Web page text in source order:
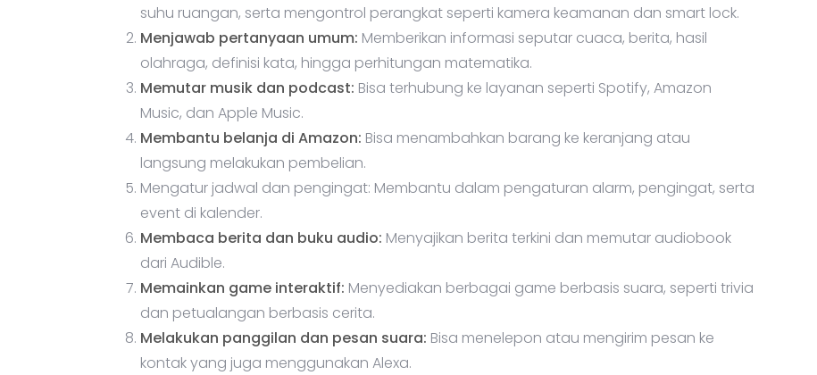
suhu ruangan, serta mengontrol perangkat seperti kamera keamanan dan smart lock.
Menjawab pertanyaan umum: Memberikan informasi seputar cuaca, berita, hasil
olahraga, definisi kata, hingga perhitungan matematika.
Memutar musik dan podcast: Bisa terhubung ke layanan seperti Spotify, Amazon
Music, dan Apple Music.
Membantu belanja di Amazon: Bisa menambahkan barang ke keranjang atau
langsung melakukan pembelian.
Mengatur jadwal dan pengingat: Membantu dalam pengaturan alarm, pengingat, serta
event di kalender.
Membaca berita dan buku audio: Menyajikan berita terkini dan memutar audiobook
dari Audible.
Memainkan game interaktif: Menyediakan berbagai game berbasis suara, seperti trivia
dan petualangan berbasis cerita.
Melakukan panggilan dan pesan suara: Bisa menelepon atau mengirim pesan ke
kontak yang juga menggunakan Alexa.